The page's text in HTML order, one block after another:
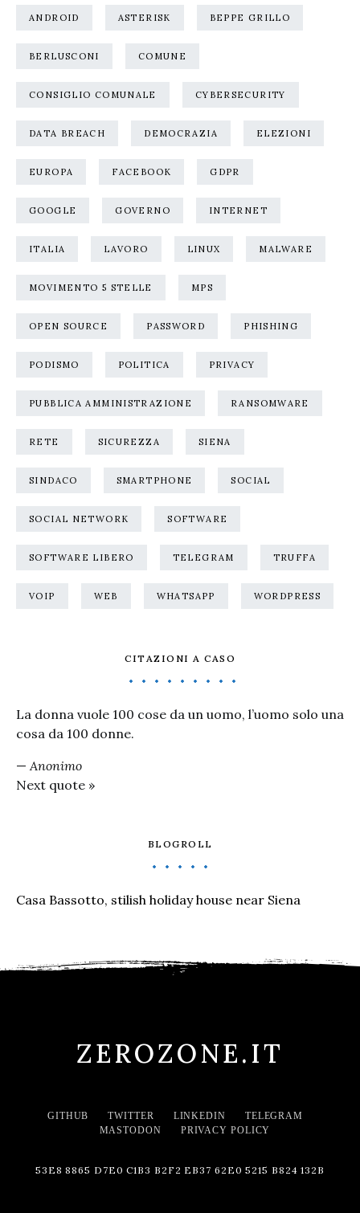
ANDROID ASTERISK BEPPE GRILLO
BERLUSCONI COMUNE
CONSIGLIO COMUNALE CYBERSECURITY
DATA BREACH DEMOCRAZIA ELEZIONI
EUROPA FACEBOOK GDPR
GOOGLE GOVERNO INTERNET
ITALIA LAVORO LINUX MALWARE
MOVIMENTO 5 STELLE MPS
OPEN SOURCE PASSWORD PHISHING
PODISMO POLITICA PRIVACY
PUBBLICA AMMINISTRAZIONE RANSOMWARE
RETE SICUREZZA SIENA
SINDACO SMARTPHONE SOCIAL
SOCIAL NETWORK SOFTWARE
SOFTWARE LIBERO TELEGRAM TRUFFA
VOIP WEB WHATSAPP WORDPRESS
CITAZIONI A CASO
La donna vuole 100 cose da un uomo, l’uomo solo una
cosa da 100 donne.
—Anonimo
Next quote »
BLOGROLL
Casa Bassotto, stilish holiday house near Siena
ZEROZONE.IT
GITHUB TWITTER LINKEDIN
TELEGRAM
MASTODON
PRIVACY POLICY
53E8 8865 D7E0 C1B3 B2F2 EB37 62E0 5215 B824 132B